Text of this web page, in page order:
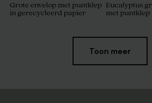
Grote envelop met puntklep
in gerecycleerd papier
Eucalyptus
met puntklep
Toon meer